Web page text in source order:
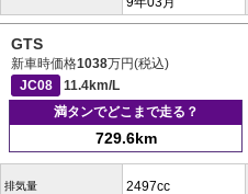
GTS
新車時価格1038万円(税込)
JC08
11.4km/L
満タンでどこまで走る？
729.6km
排気量 2497cc